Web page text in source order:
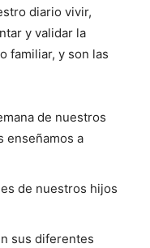
diario vivir,
y validar la
familiar, y son las
de nuestros
enseñamos a
de nuestros hijos
sus diferentes